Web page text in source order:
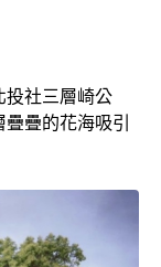
投社三層崎公
疊的花海吸引